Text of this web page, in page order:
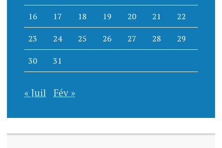
16 17 18 19 20 21 22
23 24 25 26 27 28 29
30 31
« Juil Fév »